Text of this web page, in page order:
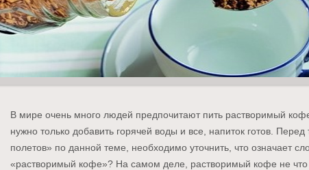
В мире очень много людей предпочитают пить растворимый
нужно только добавить горячей воды и все, напиток готов. Перед
полетов» по данной теме, необходимо уточнить, что означает
«растворимый кофе»? На самом деле, растворимый кофе не что